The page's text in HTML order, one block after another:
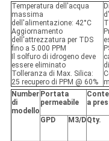
Temperatura dell'acqua
massima
dell'alimentazione: 42°C
Aggiornamento
dell'attrezzatura per TDS
fino a 5.000 PPM
Il solfuro di idrogeno deve
essere eliminato
Tolleranza di Max. Silica:
25 recupero di PPM @ 60%
Number
di
modello
Portata
permeabile
a
GPD M3/DQty.